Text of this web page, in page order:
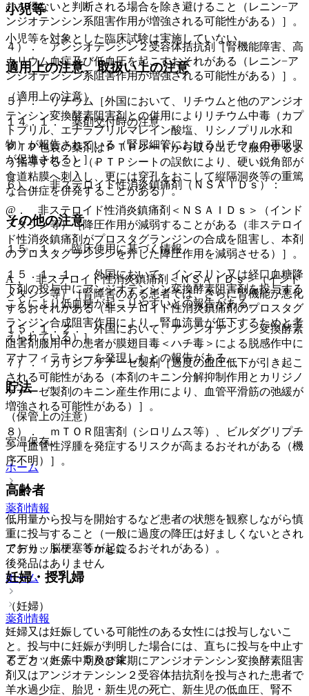
小児等
小児等を対象とした臨床試験は実施していない。
適用上の注意、取扱い上の注意
（適用上の注意）
１４．１． 薬剤交付時の注意
ＰＴＰ包装の薬剤はＰＴＰシートから取り出して服用するよ
う指導すること（ＰＴＰシートの誤飲により、硬い鋭角部が
食道粘膜へ刺入し、更には穿孔をおこして縦隔洞炎等の重篤
な合併症を併発することがある）。
その他の注意
１５．１． 臨床使用に基づく情報
１５．１．１． 外国において、インスリン又は経口血糖降
下剤の投与中にアンジオテンシン変換酵素阻害剤を投与する
ことにより低血糖が起こりやすいとの報告がある。
１５．１．２． 外国において、アンジオテンシン変換酵素
阻害剤服用中の患者が膜翅目毒＜ハチ毒＞による脱感作中に
アナフィラキシーを発現したとの報告がある。
貯法
（保管上の注意）
室温保存。
ホーム
薬剤情報
アデカット７．５ｍｇ錠
後発品はありません
ホーム
薬剤情報
アデカット７．５ｍｇ錠
むを得ないと判断される場合を除き避けること（レニン−ア
ンジオテンシン系阻害作用が増強される可能性がある）］。
４）． アンジオテンシン２受容体拮抗剤［腎機能障害、高
カリウム血症及び低血圧を起こすおそれがある（レニン−ア
ンジオテンシン系阻害作用が増強される可能性がある）］。
５）． リチウム［外国において、リチウムと他のアンジオ
テンシン変換酵素阻害剤との併用によりリチウム中毒（カプ
トプリル、エナラプリルマレイン酸塩、リシノプリル水和
物）が報告されている（腎尿細管におけるリチウムの再吸収
が促進される）］。
６）． 非ステロイド性消炎鎮痛剤（ＮＳＡＩＤｓ）：
@． 非ステロイド性消炎鎮痛剤＜ＮＳＡＩＤｓ＞（インド
メタシン等）［降圧作用が減弱することがある（非ステロイ
ド性消炎鎮痛剤がプロスタグランジンの合成を阻害し、本剤
のプロスタグランジンを介した降圧作用を減弱させる）］。
A． 非ステロイド性消炎鎮痛剤＜ＮＳＡＩＤｓ＞（インド
メタシン等）［腎障害のある患者では、さらに腎機能が悪化
するおそれがある（非ステロイド性消炎鎮痛剤のプロスタグ
ランジン合成阻害作用により、腎血流量が低下するためと考
えられている）］。
７）． カリジノゲナーゼ製剤［過度の血圧低下が引き起こ
される可能性がある（本剤のキニン分解抑制作用とカリジノ
ゲナーゼ製剤のキニン産生作用により、血管平滑筋の弛緩が
増強される可能性がある）］。
８）． ｍＴＯＲ阻害剤（シロリムス等）、ビルダグリプチ
ン［血管性浮腫を発症するリスクが高まるおそれがある（機
序不明）］。
高齢者
低用量から投与を開始するなど患者の状態を観察しながら慎
重に投与すること（一般に過度の降圧は好ましくないとされ
ており、脳梗塞等が起こるおそれがある）。
妊婦・授乳婦
（妊婦）
妊婦又は妊娠している可能性のある女性には投与しないこ
と。投与中に妊娠が判明した場合には、直ちに投与を中止す
ること（妊娠中期及び末期にアンジオテンシン変換酵素阻害
剤又はアンジオテンシン２受容体拮抗剤を投与された患者で
羊水過少症、胎児・新生児の死亡、新生児の低血圧、腎不